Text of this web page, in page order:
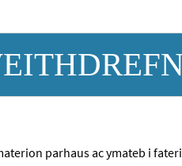
parhaus ac ymateb i